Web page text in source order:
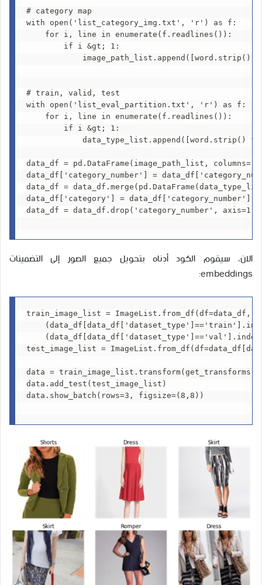
# category map
with open('list_category_img.txt', 'r') as f:
    for i, line in enumerate(f.readlines()):
        if i &gt; 1:
image_path_list.append([word.strip()
# train, valid, test
with open('list_eval_partition.txt', 'r') as f:
    for i, line in enumerate(f.readlines()):
        if i &gt; 1:
data_type_list.append([word.strip()
data_df = pd.DataFrame(image_path_list,
data_df['category_number'] =
data_df =
data_df['category'] =
data_df = data_df.drop('category_number',
الآن، سيقوم الكود أدناه بتحويل جميع الصور إلى التضمينات
embeddings:
train_image_list = ImageList.from_df(df=data_df,
test_image_list =
data =
data.add_test(test_image_list)
data.show_batch(rows=3, figsize=(8,8))